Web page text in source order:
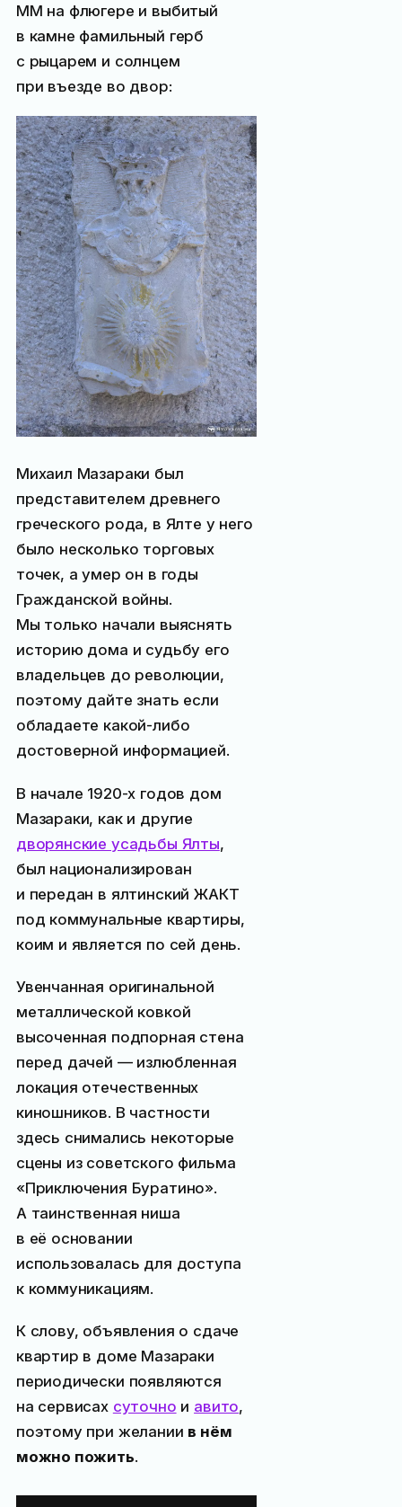
ММ на флюгере и выбитый
в камне фамильный герб
с рыцарем и солнцем
при въезде во двор:
Михаил Мазараки был
представителем древнего
греческого рода, в Ялте у него
было несколько торговых
точек, а умер он в годы
Гражданской войны.
Мы только начали выяснять
историю дома и судьбу его
владельцев до революции,
поэтому дайте знать если
обладаете какой-либо
достоверной информацией.
В начале 1920-х годов дом
Мазараки, как и другие
дворянские усадьбы Ялты,
был национализирован
и передан в ялтинский ЖАКТ
под коммунальные квартиры,
коим и является по сей день.
Увенчанная оригинальной
металлической ковкой
высоченная подпорная стена
перед дачей — излюбленная
локация отечественных
киношников. В частности
здесь снимались некоторые
сцены из советского фильма
«Приключения Буратино».
А таинственная ниша
в её основании
использовалась для доступа
к коммуникациям.
К слову, объявления о сдаче
квартир в доме Мазараки
периодически появляются
на сервисах суточно и авито,
поэтому при желании в нём
можно пожить.